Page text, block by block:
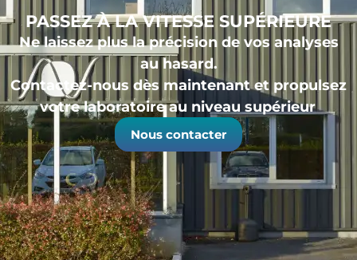
PASSEZ À LA VITESSE SUPÉRIEURE
Ne laissez plus la précision de vos analyses
au hasard.
Contactez-nous dès maintenant et propulsez
votre laboratoire au niveau supérieur
Nous contacter